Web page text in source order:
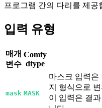
프로그램 간의 다리를 제공
입력 유형
매개
변수
Comfy
dtype
mask MASK
마스크 입력은
지 형식으로
이 입력은 결